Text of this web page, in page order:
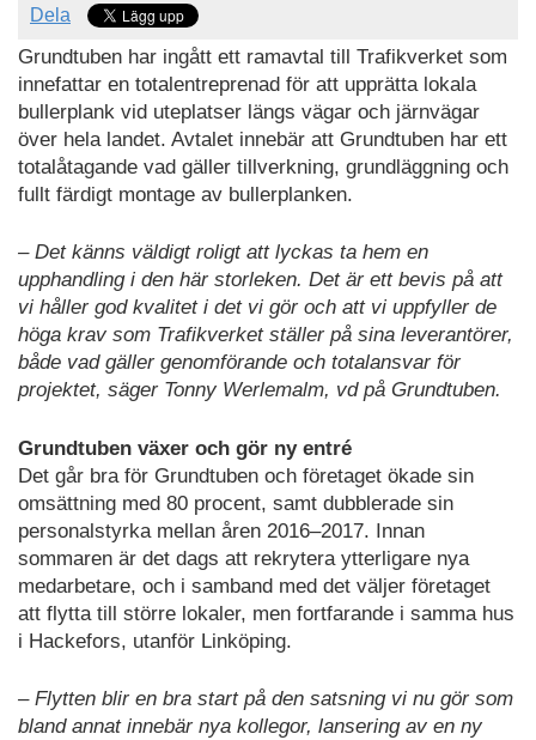
Dela
Grundtuben har ingått ett ramavtal till Trafikverket som
innefattar en totalentreprenad för att upprätta lokala
bullerplank vid uteplatser längs vägar och järnvägar
över hela landet. Avtalet innebär att Grundtuben har ett
totalåtagande vad gäller tillverkning, grundläggning och
fullt färdigt montage av bullerplanken.
– Det känns väldigt roligt att lyckas ta hem en
upphandling i den här storleken. Det är ett bevis på att
vi håller god kvalitet i det vi gör och att vi uppfyller de
höga krav som Trafikverket ställer på sina leverantörer,
både vad gäller genomförande och totalansvar för
projektet, säger Tonny Werlemalm, vd på Grundtuben.
Grundtuben växer och gör ny entré
Det går bra för Grundtuben och företaget ökade sin
omsättning med 80 procent, samt dubblerade sin
personalstyrka mellan åren 2016–2017. Innan
sommaren är det dags att rekrytera ytterligare nya
medarbetare, och i samband med det väljer företaget
att flytta till större lokaler, men fortfarande i samma hus
i Hackefors, utanför Linköping.
– Flytten blir en bra start på den satsning vi nu gör som
bland annat innebär nya kollegor, lansering av en ny